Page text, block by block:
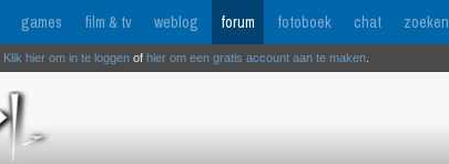
games film & tv weblog forum fotoboek chat zoeken
Klik hier om in te loggen of hier om een gratis account aan te maken